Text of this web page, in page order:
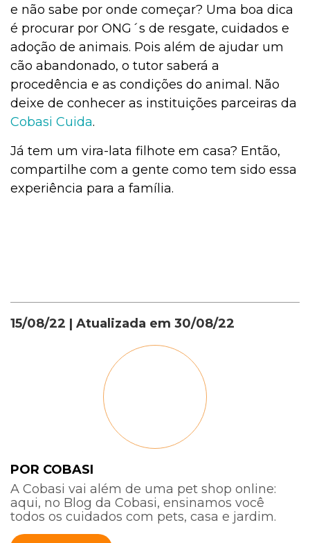
e não sabe por onde começar? Uma boa dica
é procurar por ONG´s de resgate, cuidados e
adoção de animais. Pois além de ajudar um
cão abandonado, o tutor saberá a
procedência e as condições do animal. Não
deixe de conhecer as instituições parceiras da
Cobasi Cuida.
Já tem um vira-lata filhote em casa? Então,
compartilhe com a gente como tem sido essa
experiência para a família.
15/08/22 | Atualizada em 30/08/22
POR COBASI
A Cobasi vai além de uma pet shop online:
aqui, no Blog da Cobasi, ensinamos você
todos os cuidados com pets, casa e jardim.